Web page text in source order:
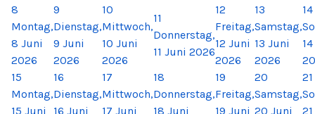
8
Montag,
8 Juni
2026
9
Dienstag,
9 Juni
2026
10
Mittwoch,
10 Juni
2026
11
Donnerstag,
11 Juni 2026
12
Freitag,
12 Juni
2026
13
Samstag,
13 Juni
2026
14
15
Montag,
15 Juni
16
Dienstag,
16 Juni
17
Mittwoch,
17 Juni
18
Donnerstag,
18 Juni
19
Freitag,
19 Juni
20
Samstag,
20 Juni
21